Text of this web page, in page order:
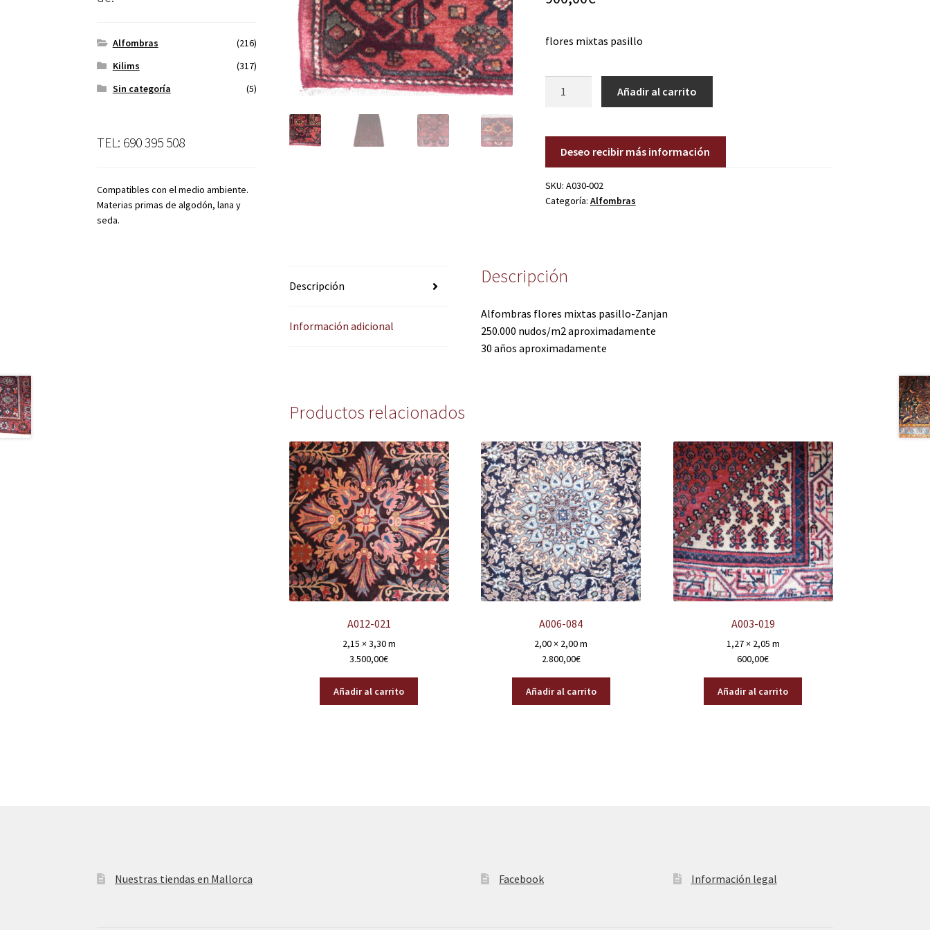
flores mixtas pasillo
Añadir al carrito
Deseo recibir más información
SKU: A030-002
Categoría: Alfombras
Descripción
Información adicional
Descripción
Alfombras flores mixtas pasillo-Zanjan
250.000 nudos/m2 aproximadamente
30 años aproximadamente
Productos relacionados
A012-021
2,15 × 3,30 m
3.500,00€
Añadir al carrito
A006-084
2,00 × 2,00 m
2.800,00€
Añadir al carrito
A003-019
1,27 × 2,05 m
600,00€
Añadir al carrito
Alfombras
(216)
Kilims
(317)
Sin categoría
(5)
TEL: 690 395 508
Compatibles con el medio ambiente.
Materias primas de algodón, lana y
seda.
Nuestras tiendas en Mallorca Facebook Información legal